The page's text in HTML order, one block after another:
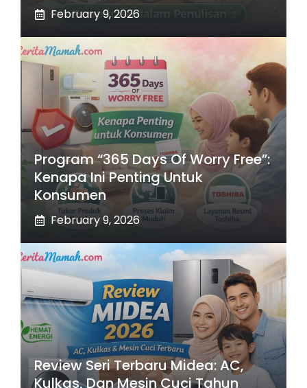
February 9, 2026
Program “365 Days Of Worry Free”:
Kenapa Ini Penting Untuk
Konsumen
February 9, 2026
Review Seri Terbaru Midea: AC,
Kulkas, Dan Mesin Cuci Tahun